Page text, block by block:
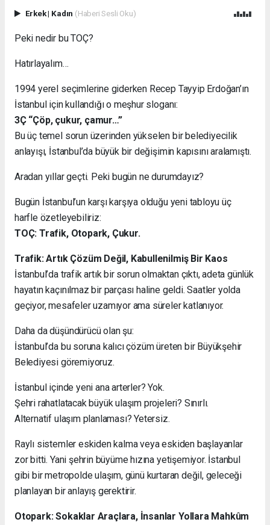
Erkek| Kadın (Haberi Sesli Oku)
Peki nedir bu TOÇ?
Hatırlayalım…
1994 yerel seçimlerine giderken Recep Tayyip Erdoğan’ın
İstanbul için kullandığı o meşhur sloganı:
3Ç “Çöp, çukur, çamur…”
Bu üç temel sorun üzerinden yükselen bir belediyecilik
anlayışı, İstanbul’da büyük bir değişimin kapısını aralamıştı.
Aradan yıllar geçti. Peki bugün ne durumdayız?
Bugün İstanbul’un karşı karşıya olduğu yeni tabloyu üç
harfle özetleyebiliriz:
TOÇ: Trafik, Otopark, Çukur.
Trafik: Artık Çözüm Değil, Kabullenilmiş Bir Kaos
İstanbul’da trafik artık bir sorun olmaktan çıktı, adeta günlük
hayatın kaçınılmaz bir parçası haline geldi. Saatler yolda
geçiyor, mesafeler uzamıyor ama süreler katlanıyor.
Daha da düşündürücü olan şu:
İstanbul’da bu soruna kalıcı çözüm üreten bir Büyükşehir
Belediyesi göremiyoruz.
İstanbul içinde yeni ana arterler? Yok.
Şehri rahatlatacak büyük ulaşım projeleri? Sınırlı.
Alternatif ulaşım planlaması? Yetersiz.
Raylı sistemler eskiden kalma veya eskiden başlayanlar
zor bitti. Yani şehrin büyüme hızına yetişemiyor. İstanbul
gibi bir metropolde ulaşım, günü kurtaran değil, geleceği
planlayan bir anlayış gerektirir.
Otopark: Sokaklar Araçlara, İnsanlar Yollara Mahkûm